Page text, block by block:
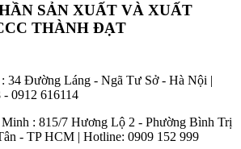
SẢN XUẤT VÀ XUẤT
THÀNH ĐẠT
34 Đường Láng - Ngã Tư Sở - Hà Nội |
0912 616114
: 815/7 Hương Lộ 2 - Phường Bình Trị
- TP HCM | Hotline: 0909 152 999